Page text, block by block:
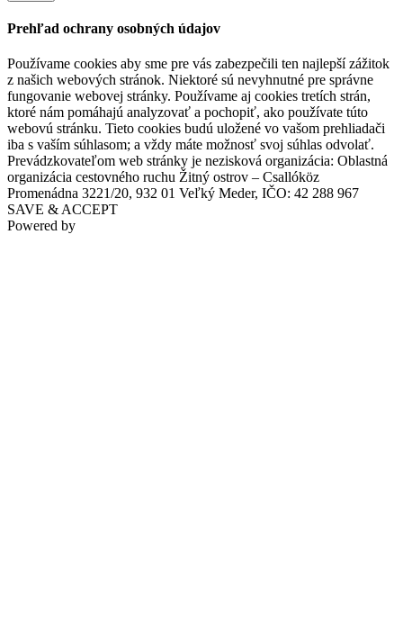
Prehľad ochrany osobných údajov
Používame cookies aby sme pre vás zabezpečili ten najlepší zážitok
z našich webových stránok. Niektoré sú nevyhnutné pre správne
fungovanie webovej stránky. Používame aj cookies tretích strán,
ktoré nám pomáhajú analyzovať a pochopiť, ako používate túto
webovú stránku. Tieto cookies budú uložené vo vašom prehliadači
iba s vaším súhlasom; a vždy máte možnosť svoj súhlas odvolať.
Prevádzkovateľom web stránky je nezisková organizácia: Oblastná
organizácia cestovného ruchu Žitný ostrov – Csallóköz
Promenádna 3221/20, 932 01 Veľký Meder, IČO: 42 288 967
SAVE & ACCEPT
Powered by